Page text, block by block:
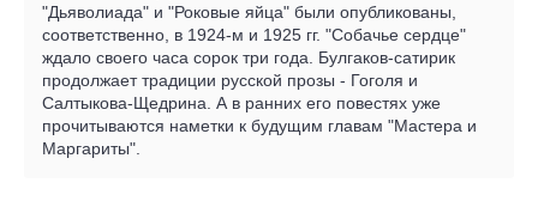
"Дьяволиада" и "Роковые яйца" были опубликованы,
соответственно, в 1924-м и 1925 гг. "Собачье сердце"
ждало своего часа сорок три года. Булгаков-сатирик
продолжает традиции русской прозы - Гоголя и
Салтыкова-Щедрина. А в ранних его повестях уже
прочитываются наметки к будущим главам "Мастера и
Маргариты".